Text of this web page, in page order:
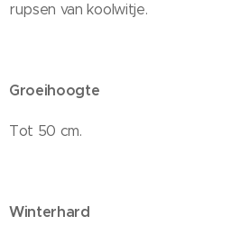
rupsen van koolwitje.
Groeihoogte
Tot 50 cm.
Winterhard